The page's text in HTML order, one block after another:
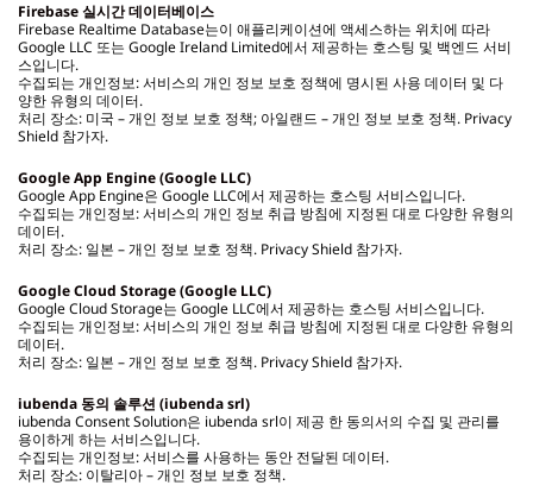
Firebase실시간 데이터베이스
Firebase Realtime Database는이 애플리케이션에 액세스하는 위치에 따라
Google LLC 또는 Google Ireland Limited에서 제공하는 호스팅 및 백엔드 서비
스입니다.
수집되는 개인정보: 서비스의 개인 정보 보호 정책에 명시된 사용 데이터 및 다
양한 유형의 데이터.
처리 장소: 미국 – 개인 정보 보호 정책; 아일랜드 – 개인 정보 보호 정책. Privacy
Shield 참가자.
Google App Engine (Google LLC)
Google App Engine은 Google LLC에서 제공하는 호스팅 서비스입니다.
수집되는 개인정보: 서비스의 개인 정보 취급 방침에 지정된 대로 다양한 유형의
데이터.
처리 장소: 일본 – 개인 정보 보호 정책. Privacy Shield 참가자.
Google Cloud Storage (Google LLC)
Google Cloud Storage는 Google LLC에서 제공하는 호스팅 서비스입니다.
수집되는 개인정보: 서비스의 개인 정보 취급 방침에 지정된 대로 다양한 유형의
데이터.
처리 장소: 일본 – 개인 정보 보호 정책. Privacy Shield 참가자.
iubenda동의 솔루션 (iubenda srl)
iubenda Consent Solution은 iubenda srl이 제공 한 동의서의 수집 및 관리를
용이하게 하는 서비스입니다.
수집되는 개인정보: 서비스를 사용하는 동안 전달된 데이터.
처리 장소: 이탈리아 – 개인 정보 보호 정책.